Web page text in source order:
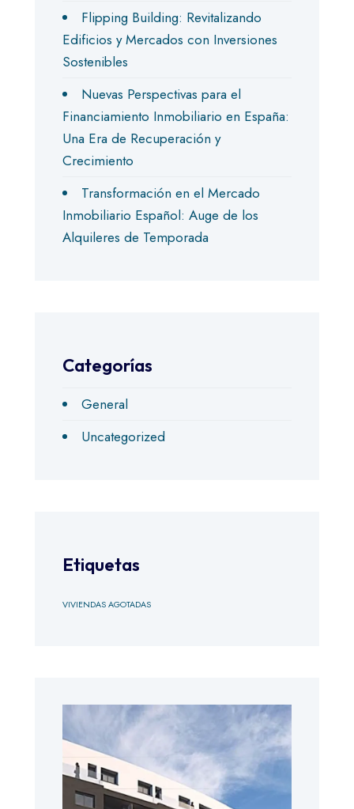
Flipping Building: Revitalizando
Edificios y Mercados con Inversiones
Sostenibles
Nuevas Perspectivas para el
Financiamiento Inmobiliario en España:
Una Era de Recuperación y
Crecimiento
Transformación en el Mercado
Inmobiliario Español: Auge de los
Alquileres de Temporada
Categorías
General
Uncategorized
Etiquetas
VIVIENDAS AGOTADAS